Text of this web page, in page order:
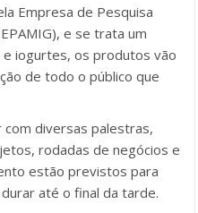
Empresa de Pesquisa
e se trata um
iogurtes, os produtos vão
de todo o público que
diversas palestras,
rodadas de negócios e
estão previstos para
até o final da tarde.